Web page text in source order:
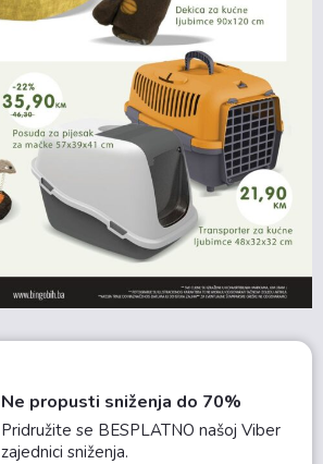
Ne propusti sniženja do 70%
Pridružite se BESPLATNO našoj Viber
zajednici sniženja.